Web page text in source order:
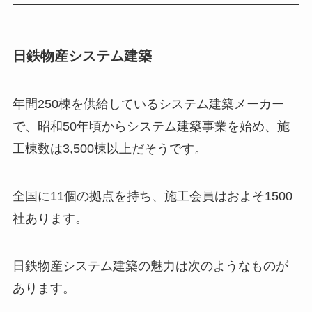
日鉄物産システム建築
年間250棟を供給しているシステム建築メーカー
で、昭和50年頃からシステム建築事業を始め、施
工棟数は3,500棟以上だそうです。
全国に11個の拠点を持ち、施工会員はおよそ1500
社あります。
日鉄物産システム建築の魅力は次のようなものが
あります。